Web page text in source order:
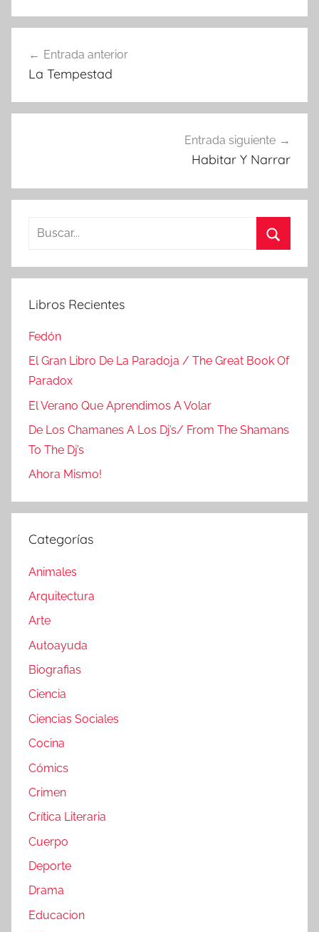
de
Entrada anterior
La Tempestad
Entrada siguiente
Habitar Y Narrar
Buscar:
Libros Recientes
Fedón
El Gran Libro De La Paradoja / The Great Book Of
Paradox
El Verano Que Aprendimos A Volar
De Los Chamanes A Los Dj’s/ From The Shamans
To The Dj’s
Ahora Mismo!
Categorías
Animales
Arquitectura
Arte
Autoayuda
Biografias
Ciencia
Ciencias Sociales
Cocina
Cómics
Crimen
Crítica Literaria
Cuerpo
Deporte
Drama
Educacion